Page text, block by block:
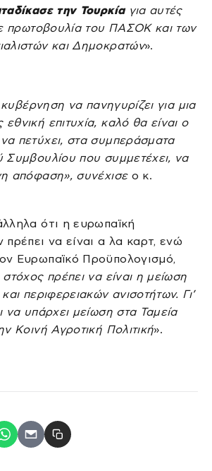
την Τουρκίαγια αυτές
πρωτοβουλία του ΠΑΣΟΚ και των
και Δημοκρατών».
να πανηγυρίζει για μια
επιτυχία, καλό θα είναι ο
πετύχει, στα συμπεράσματα
Συμβουλίου που συμμετέχει, να
απόφαση», συνέχισε ο κ.
ότι η ευρωπαϊκή
πρέπει να είναι α λα καρτ, ενώ
Ευρωπαϊκό Προϋπολογισμό,
στόχος πρέπει να είναι η μείωση
περιφερειακών ανισοτήτων. Γι’
να υπάρχει μείωση στα Ταμεία
Κοινή Αγροτική Πολιτική».